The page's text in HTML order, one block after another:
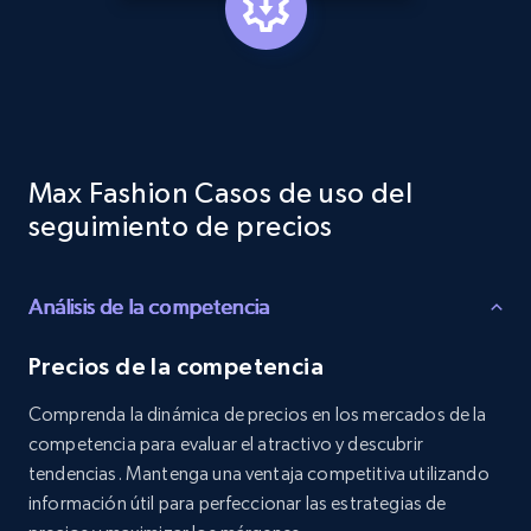
URL, Product id, Listing inventory id, Title, Rating,
URL, Product id, Listing inventory id, Title, Rating,
price, and more.
1.9K+ 322+ Comenzar ahora
Max Fashion Casos de uso del
seguimiento de precios
Análisis de la competencia
Precios de la competencia
Comprenda la dinámica de precios en los mercados de la
competencia para evaluar el atractivo y descubrir
tendencias. Mantenga una ventaja competitiva utilizando
información útil para perfeccionar las estrategias de